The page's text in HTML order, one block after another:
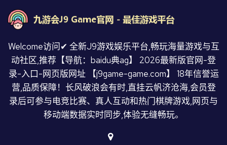
Welcome访问✔ 全新J9游戏娱乐平台,畅玩海量游戏与互
动社区,推荐【导航：baidu典ag】 2026最新版官网-登
录-入口-网页版网址 【j9game-game.com】 18年信誉运
营,品质保障！长风破浪会有时,直挂云帆济沧海,会员登
录后可参与电竞比赛、真人互动和热门棋牌游戏,网页与
移动端数据实时同步,体验无缝畅玩。